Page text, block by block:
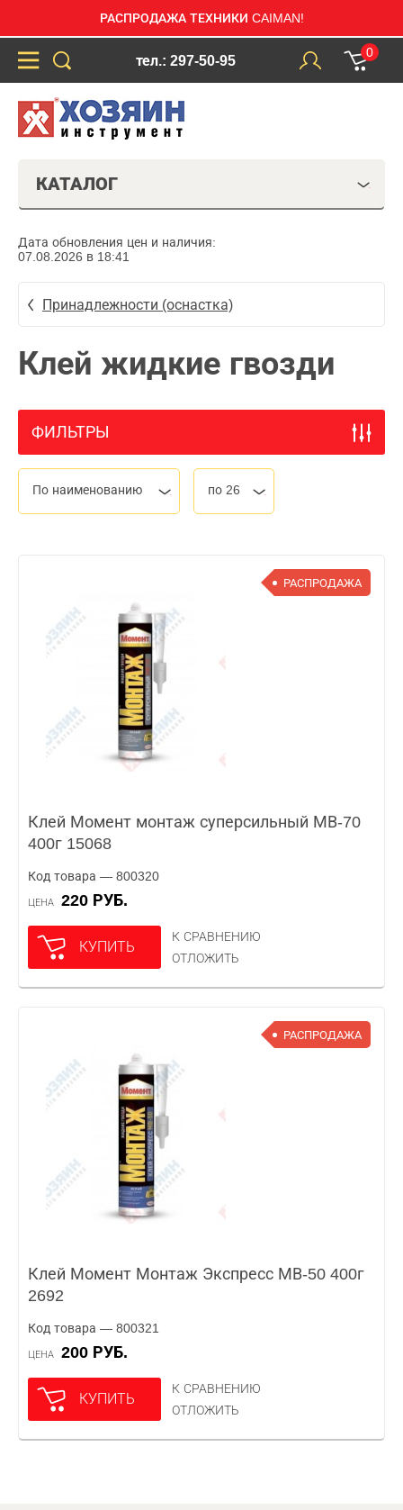
РАСПРОДАЖА ТЕХНИКИ CAIMAN!
тел.: 297-50-95
0
КАТАЛОГ
Дата обновления цен и наличия:
07.08.2026 в 18:41
Принадлежности (оснастка)
Клей жидкие гвозди
ФИЛЬТРЫ
По наименованию по 26
РАСПРОДАЖА
Клей Момент монтаж суперсильный МВ-70
400г 15068
Код товара — 800320
ЦЕНА 220 РУБ.
КУПИТЬ
К СРАВНЕНИЮ
ОТЛОЖИТЬ
РАСПРОДАЖА
Клей Момент Монтаж Экспресс МВ-50 400г
2692
Код товара — 800321
ЦЕНА 200 РУБ.
КУПИТЬ
К СРАВНЕНИЮ
ОТЛОЖИТЬ